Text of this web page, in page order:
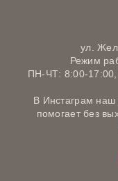
ул.
Режим
ПН-ЧТ: 8:00-
В Инстаграм наш
помогает без